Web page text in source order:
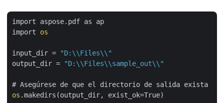
import aspose.pdf as ap
import os
input_dir =
"D:\\Files\\"
output_dir =
"D:\\Files\\sample_out\\"
os .makedirs(output_dir, exist_ok=True)